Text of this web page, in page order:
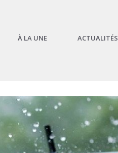
À LA UNE ACTUALITÉS